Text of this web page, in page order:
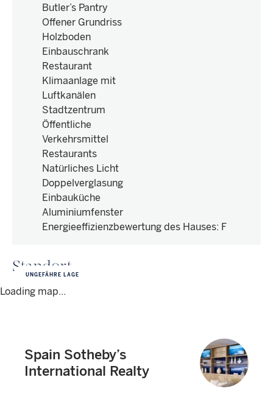
Butler’s Pantry
Offener Grundriss
Holzboden
Einbauschrank
Restaurant
Klimaanlage mit
Luftkanälen
Stadtzentrum
Öffentliche
Verkehrsmittel
Restaurants
Natürliches Licht
Doppelverglasung
Einbauküche
Aluminiumfenster
Energieeffizienzbewertung des Hauses: F
Standort
Loading map...
UNGEFÄHRE LAGE
Spain Sotheby’s
International Realty